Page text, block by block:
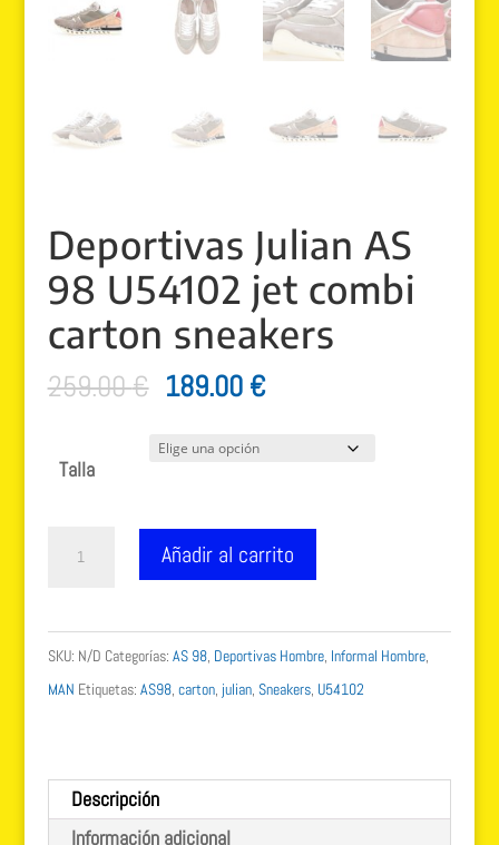
Deportivas Julian AS
98 U54102 jet combi
carton sneakers
259.00€ El
original
189.00 €El
Talla
98
carton
sneakers
Añadir al carrito
SKU: N/D Categorías: AS 98, Deportivas Hombre, Informal Hombre,
MAN Etiquetas: AS98, carton, julian, Sneakers, U54102
Descripción
Información adicional